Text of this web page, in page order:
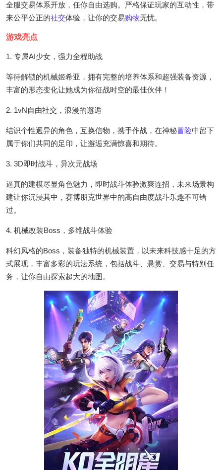
全服交易体系开放，任你自由选购。严格保证玩家的互动性，带
来公平公正的社交体验，让你的交易购物无忧。
游戏亮点
1. 专属AI少女，强力全程助战
等待解锁的机械姬希亚，拥有完整的培养体系和超强装备资源，
丰富的形态变化让她成为你征战时空的最佳伙伴！
2. 1vN自由社交，浪漫的邂逅
结识个性迥异的角色，互换信物，携手作战，在神秘冒险中留下
属于你们共同的足印，让邂逅充满惊喜和期待。
3. 3D即时战斗，异次元战场
逼真的建模尽显角色魅力，即时战斗体验激爽连招，未来场景构
建让你沉浸其中，赛博朋克世界中的高自由度战斗乐趣不可错
过。
4. 机械改装Boss，多维战斗体验
科幻风格的Boss，装备独特的机械装置，以未来科技感十足的方
式展现，丰富多彩的玩法系统，包括战斗、悬赏、交易与特别任
务，让你自由探索超大的地图。